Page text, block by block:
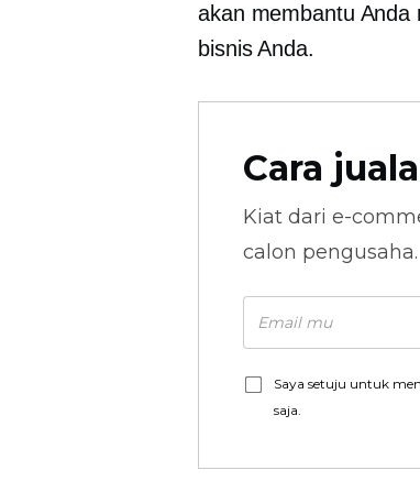
akan membantu
bisnis Anda.
Cara
Kiat dari e-
calon pengusaha.
Saya setuju untuk
saja.